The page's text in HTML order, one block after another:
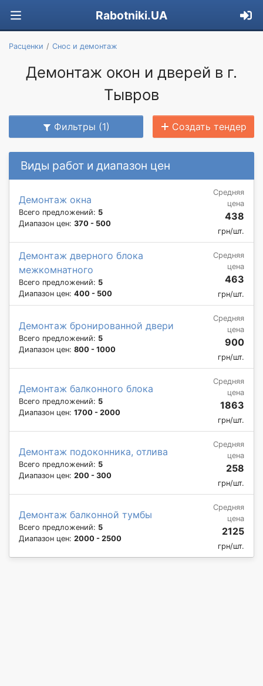
Rabotniki.UA
Расценки Снос и демонтаж
Демонтаж окон и дверей в г.
Тывров
Фильтры (1) Создать тендер
Виды работ и диапазон цен
Демонтаж окна
Всего предложений: 5
Диапазон цен: 370 - 500
Средняя
цена
438
грн/шт.
Демонтаж дверного блока
межкомнатного
Всего предложений: 5
Диапазон цен: 400 - 500
Средняя
цена
463
грн/шт.
Демонтаж бронированной двери
Всего предложений: 5
Диапазон цен: 800 - 1000
Средняя
цена
900
грн/шт.
Демонтаж балконного блока
Всего предложений: 5
Диапазон цен: 1700 - 2000
Средняя
цена
1863
грн/шт.
Демонтаж подоконника, отлива
Всего предложений: 5
Диапазон цен: 200 - 300
Средняя
цена
258
грн/шт.
Демонтаж балконной тумбы
Всего предложений: 5
Диапазон цен: 2000 - 2500
Средняя
цена
2125
грн/шт.